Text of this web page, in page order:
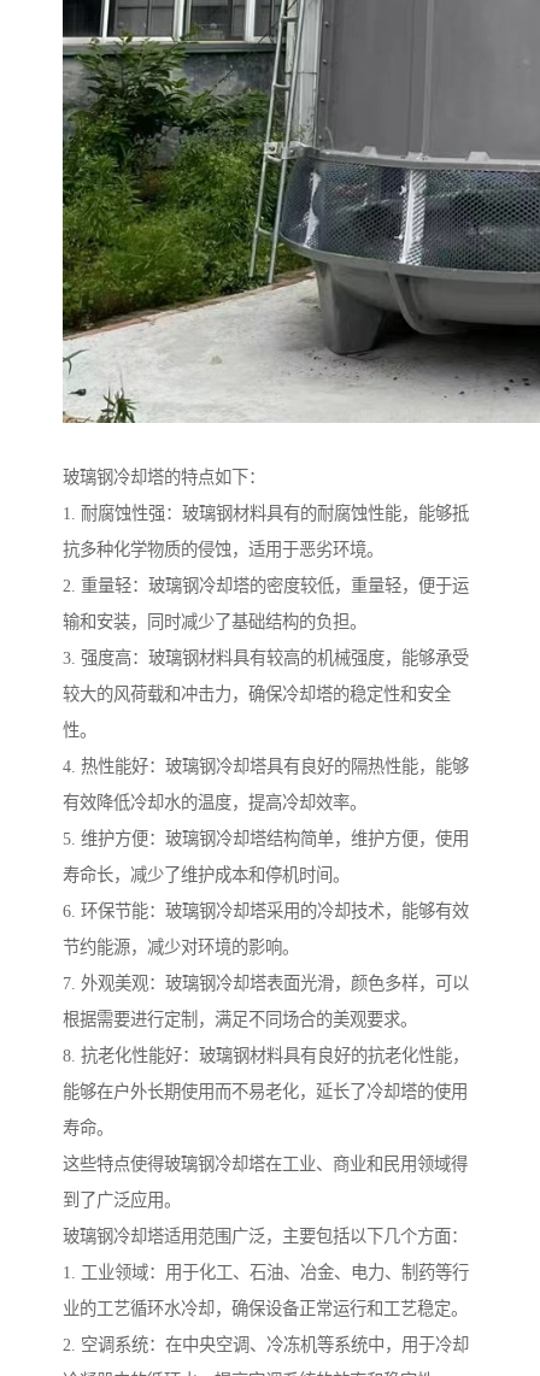
玻璃钢冷却塔的特点如下：
1. 耐腐蚀性强：玻璃钢材料具有的耐腐蚀性能，能够抵
抗多种化学物质的侵蚀，适用于恶劣环境。
2. 重量轻：玻璃钢冷却塔的密度较低，重量轻，便于运
输和安装，同时减少了基础结构的负担。
3. 强度高：玻璃钢材料具有较高的机械强度，能够承受
较大的风荷载和冲击力，确保冷却塔的稳定性和安全
性。
4. 热性能好：玻璃钢冷却塔具有良好的隔热性能，能够
有效降低冷却水的温度，提高冷却效率。
5. 维护方便：玻璃钢冷却塔结构简单，维护方便，使用
寿命长，减少了维护成本和停机时间。
6. 环保节能：玻璃钢冷却塔采用的冷却技术，能够有效
节约能源，减少对环境的影响。
7. 外观美观：玻璃钢冷却塔表面光滑，颜色多样，可以
根据需要进行定制，满足不同场合的美观要求。
8. 抗老化性能好：玻璃钢材料具有良好的抗老化性能，
能够在户外长期使用而不易老化，延长了冷却塔的使用
寿命。
这些特点使得玻璃钢冷却塔在工业、商业和民用领域得
到了广泛应用。
玻璃钢冷却塔适用范围广泛，主要包括以下几个方面：
1. 工业领域：用于化工、石油、冶金、电力、制药等行
业的工艺循环水冷却，确保设备正常运行和工艺稳定。
2. 空调系统：在中央空调、冷冻机等系统中，用于冷却